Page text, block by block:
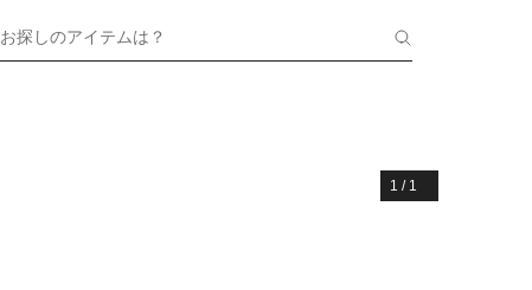
お探しのアイテムは？
1 / 1